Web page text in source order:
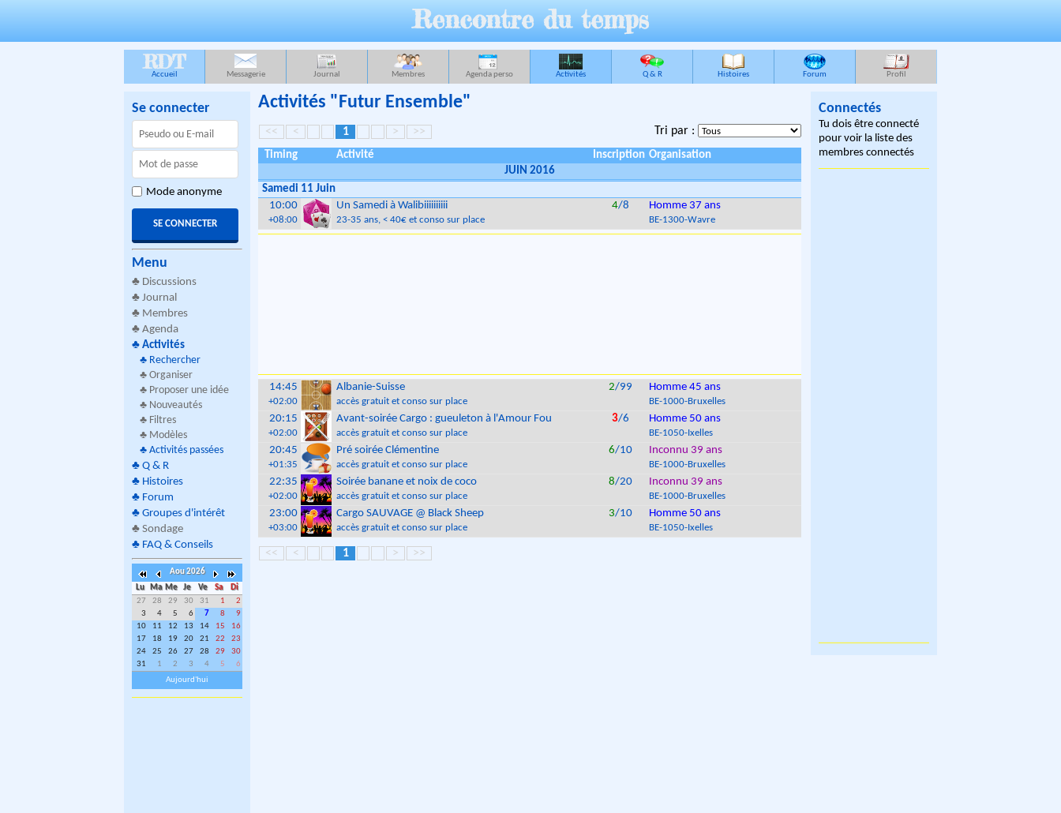
Rencontre du temps
RDT
Accueil Messagerie Journal Membres Agenda perso Activités Q & R Histoires Forum Profil
Se connecter
Mode anonyme
Menu
♣ Discussions
♣ Journal
♣ Membres
♣ Agenda
♣ Activités
♣ Rechercher
♣ Organiser
♣ Proposer une idée
♣ Nouveautés
♣ Filtres
♣ Modèles
♣ Activités passées
♣ Q & R
♣ Histoires
♣ Forum
♣ Groupes d'intérêt
♣ Sondage
♣ FAQ & Conseils
Aou 2026
Lu
Ma Me Je Ve Sa
Di
27
28 29 30 31 1
2
3
4 5 6 7 8
9
10
11 12 13 14 15
16
17
18 19 20 21 22
23
24
25 26 27 28 29
30
31
1 2 3 4 5
6
Aujourd'hui
Activités "Futur Ensemble"
Tri par :
<< < 1 > >>
Timing Activité Inscription Organisation
JUIN 2016
Samedi 11 Juin
10:00
+08:00
Un Samedi à Walibiiiiiiiiii
23-35 ans, < 40€ et conso sur place
4/8 Homme 37 ans
BE-1300-Wavre
14:45
+02:00
Albanie-Suisse
accès gratuit et conso sur place
2/99 Homme 45 ans
BE-1000-Bruxelles
20:15
+02:00
Avant-soirée Cargo : gueuleton à l'Amour Fou
accès gratuit et conso sur place
3/6 Homme 50 ans
BE-1050- Ixelles
20:45
+01:35
Pré soirée Clémentine
accès gratuit et conso sur place
6/10 Inconnu 39 ans
BE-1000-Bruxelles
22:35
+02:00
Soirée banane et noix de coco
accès gratuit et conso sur place
8/20 Inconnu 39 ans
BE-1000-Bruxelles
23:00
+03:00
Cargo SAUVAGE @ Black Sheep
accès gratuit et conso sur place
3/10 Homme 50 ans
BE-1050- Ixelles
<< < 1 > >>
Connectés
Tu dois être connecté
pour voir la liste des
membres connectés